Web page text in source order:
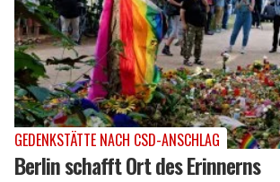
GEDENKSTÄTTE NACH CSD-ANSCHLAG
Berlin schafft Ort des Erinnerns